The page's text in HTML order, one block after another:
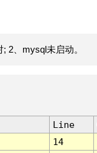
2、mysql未启动。
Line
14